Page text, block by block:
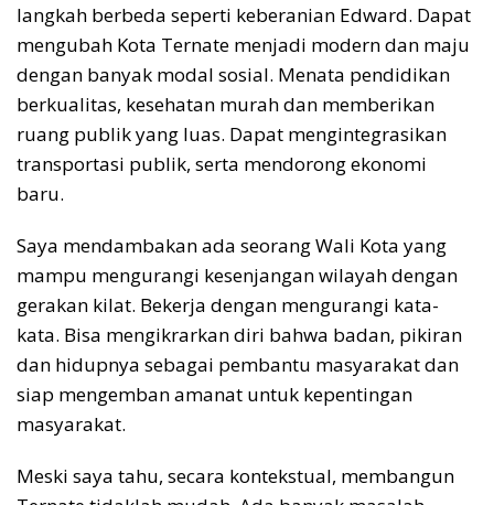
langkah berbeda seperti keberanian Edward. Dapat
mengubah Kota Ternate menjadi modern dan maju
dengan banyak modal sosial. Menata pendidikan
berkualitas, kesehatan murah dan memberikan
ruang publik yang luas. Dapat mengintegrasikan
transportasi publik, serta mendorong ekonomi
baru.
Saya mendambakan ada seorang Wali Kota yang
mampu mengurangi kesenjangan wilayah dengan
gerakan kilat. Bekerja dengan mengurangi kata-
kata. Bisa mengikrarkan diri bahwa badan, pikiran
dan hidupnya sebagai pembantu masyarakat dan
siap mengemban amanat untuk kepentingan
masyarakat.
Meski saya tahu, secara kontekstual, membangun